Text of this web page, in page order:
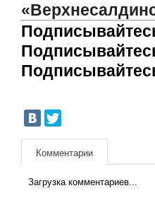
Комментарии
Загрузка комментариев...